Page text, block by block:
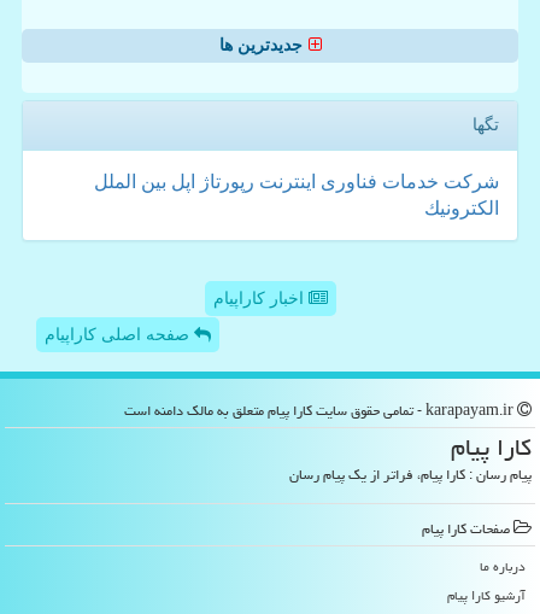
جدیدترین ها
تگها
شركت خدمات فناوری اینترنت رپورتاژ اپل بین الملل
الكترونیك
اخبار کاراپیام
صفحه اصلی کاراپیام
كارا پیام
پیام رسان : کارا پیام، فراتر از یک پیام رسان
صفحات كارا پیام
درباره ما
آرشیو كارا پیام